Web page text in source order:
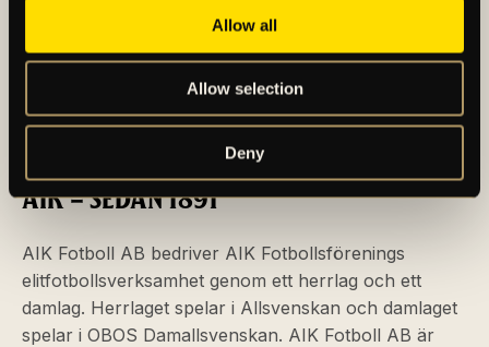
Allow all
Allow selection
Deny
AIK – SEDAN 1891
AIK Fotboll AB bedriver AIK Fotbollsförenings
elitfotbollsverksamhet genom ett herrlag och ett
damlag. Herrlaget spelar i Allsvenskan och damlaget
spelar i OBOS Damallsvenskan. AIK Fotboll AB är